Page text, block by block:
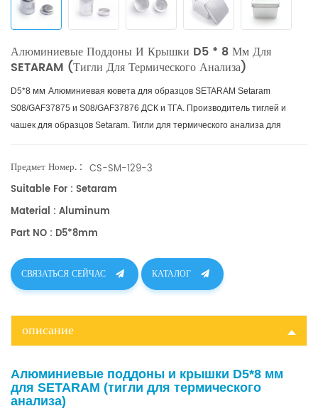
Алюминиевые Поддоны И Крышки D5 * 8 Мм Для
SETARAM (тигли Для Термического Анализа)
D5*8 мм Алюминиевая кювета для образцов SETARAM Setaram
S08/GAF37875 и S08/GAF37876 ДСК и ТГА. Производитель тиглей и
чашек для образцов Setaram. Тигли для термического анализа для
Предмет Номер. : CS-SM-129-3
Suitable For : Setaram
Material : Aluminum
Part NO : D5*8mm
СВЯЗАТЬСЯ СЕЙЧАС КАТАЛОГ
описание
Алюминиевые поддоны и крышки D5*8 мм
для SETARAM (тигли для термического
анализа)